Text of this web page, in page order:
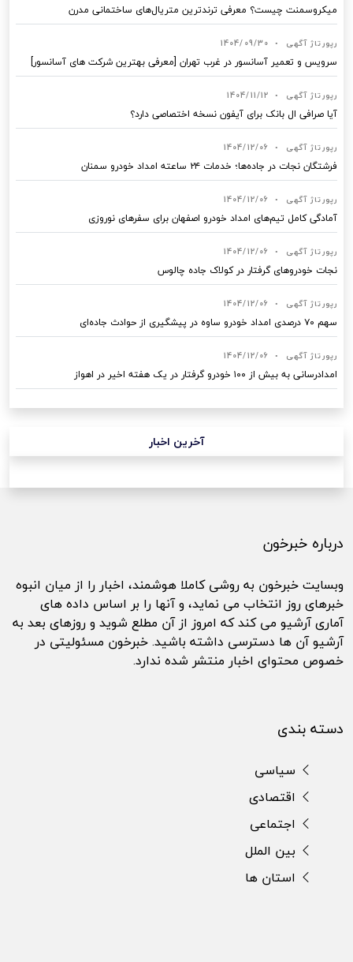
میکروسمنت چیست؟ معرفی ترندترین متریال‌های ساختمانی مدرن
رپورتاژ آگهی •
1404/09/30
سرویس و تعمیر آسانسور در غرب تهران [معرفی بهترین شرکت های آسانسور]
رپورتاژ آگهی •
1404/11/12
آیا صرافی ال بانک برای آیفون نسخه اختصاصی دارد؟
رپورتاژ آگهی •
1404/12/06
فرشتگان نجات در جاده‌ها؛ خدمات ۲۴ ساعته امداد خودرو سمنان
رپورتاژ آگهی •
1404/12/06
آمادگی کامل تیم‌های امداد خودرو اصفهان برای سفرهای نوروزی
رپورتاژ آگهی •
1404/12/06
نجات خودروهای گرفتار در کولاک جاده چالوس
رپورتاژ آگهی •
1404/12/06
سهم ۷۰ درصدی امداد خودرو ساوه در پیشگیری از حوادث جاده‌ای
رپورتاژ آگهی •
1404/12/06
امدادرسانی به بیش از ۱۰۰ خودرو گرفتار در یک هفته اخیر در اهواز
آخرین اخبار
درباره خبرخون
وبسایت خبرخون به روشی کاملا هوشمند، اخبار را از میان انبوه
خبرهای روز انتخاب می نماید، و آنها را بر اساس داده های
آماری آرشیو می کند که امروز از آن مطلع شوید و روزهای بعد به
آرشیو آن ها دسترسی داشته باشید. خبرخون مسئولیتی در
خصوص محتوای اخبار منتشر شده ندارد.
دسته بندی
سیاسی
اقتصادی
اجتماعی
بین الملل
استان ها